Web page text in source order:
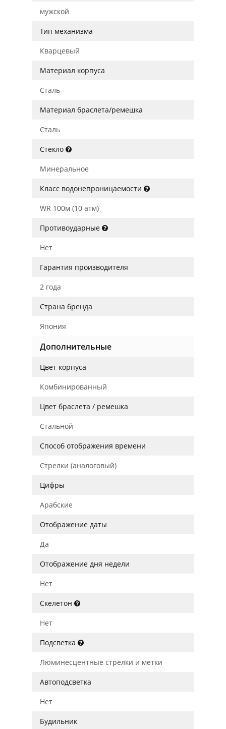
мужской
Тип механизма
Кварцевый
Материал корпуса
Сталь
Материал браслета/ремешка
Сталь
Стекло
Минеральное
Класс водонепроницаемости
WR 100м (10 атм)
Противоударные
Нет
Гарантия производителя
2 года
Страна бренда
Япония
Дополнительные
Цвет корпуса
Комбинированный
Цвет браслета / ремешка
Стальной
Способ отображения времени
Стрелки (аналоговый)
Цифры
Арабские
Отображение даты
Да
Отображение дня недели
Нет
Скелетон
Нет
Подсветка
Люминесцентные стрелки и метки
Автоподсветка
Нет
Будильник